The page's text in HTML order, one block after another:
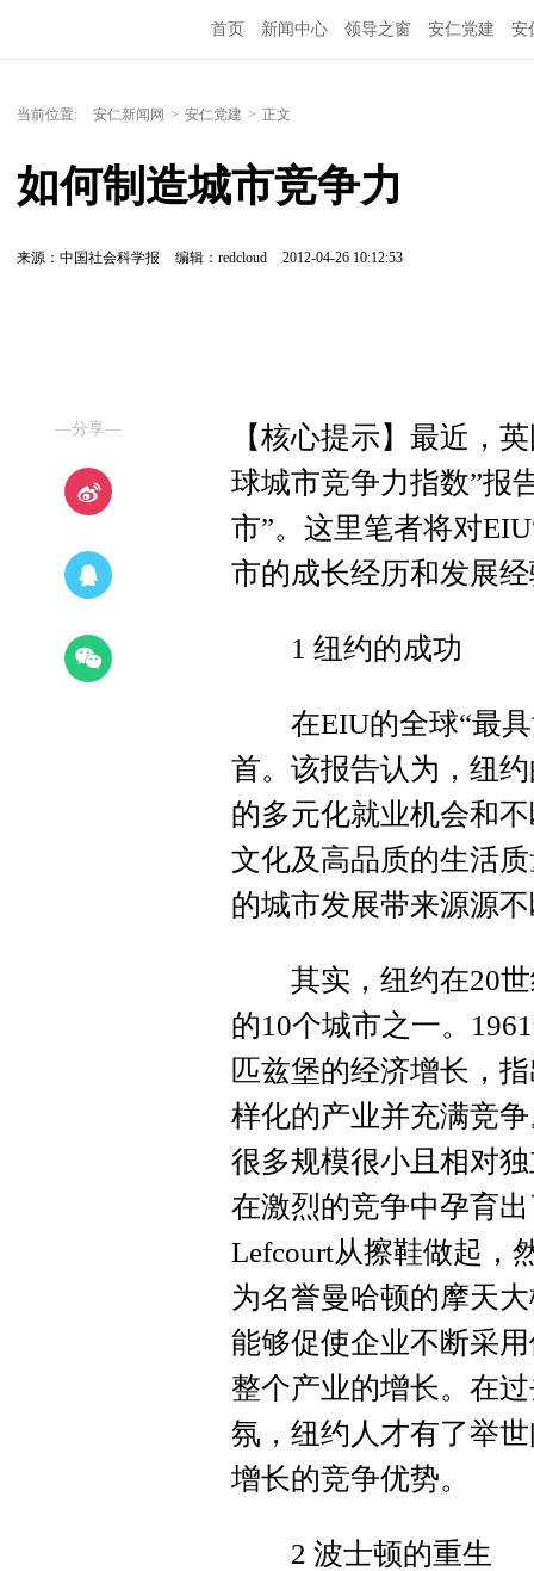
首页 新闻中心 领导之窗 安仁党建 安
当前位置: 安仁新闻网 > 安仁党建 > 正文
如何制造城市竞争力
来源：中国社会科学报 编辑：redcloud 2012-04-26 10:12:53
—分享—
【核心提示】最近，
球城市竞争力指数”报
市”。这里笔者将对
市的成长经历和发展
1 纽约的成功
在EIU的全球“最具
首。该报告认为，纽
的多元化就业机会和
文化及高品质的生活
的城市发展带来源源
其实，纽约在20世
的10个城市之一。
匹兹堡的经济增长，
样化的产业并充满竞
很多规模很小且相对
在激烈的竞争中孕育
Lefcourt从擦鞋做起，
为名誉曼哈顿的摩天
能够促使企业不断采
整个产业的增长。在
氛，纽约人才有了举
增长的竞争优势。
2 波士顿的重生